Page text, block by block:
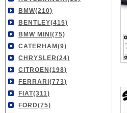
BMW(210)
BENTLEY(415)
BMW MINI(75)
CATERHAM(9)
CHRYSLER(24)
CITROEN(198)
FERRARI(773)
FIAT(311)
FORD(75)